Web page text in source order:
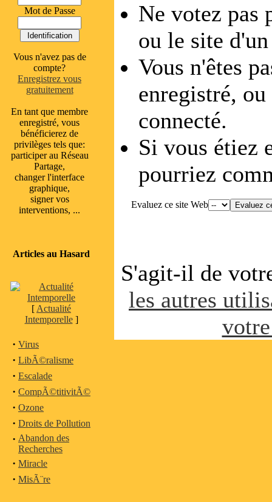
Mot de Passe
Vous n'avez pas de
compte?
Enregistrez vous
gratuitement
En tant que membre
enregistré, vous
bénéficierez de
privilèges tels que:
participer au Réseau
Partage,
changer l'interface
graphique,
signer vos
interventions, ...
Articles au Hasard
[ Actualité
Intemporelle]
· Virus
· LibÃ©ralisme
· Escalade
· CompÃ©titivitÃ©
· Ozone
· Droits de Pollution
· Abandon des
Recherches
· Miracle
· MisÃ¨re
Ne votez pas
ou le site
Vous n'êtes
enregistré, ou
connecté.
Si vous étiez
pourriez
Evaluez ce site Web
S'agit-il de
les autres